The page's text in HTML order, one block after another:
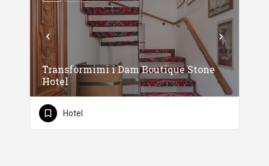
Transformimi i Dam Boutique Stone
Hotel
Hotel